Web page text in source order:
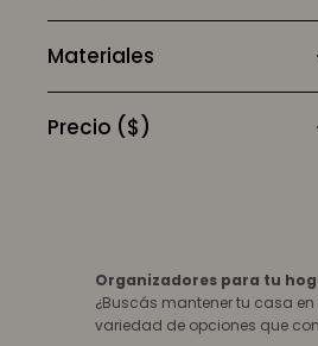
Precio ($)
Materiales
Organizadores para tu
¿Buscás mantener tu casa
variedad de opciones que